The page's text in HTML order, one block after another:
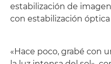
estabilización de
con estabilización
«Hace poco, grabé con